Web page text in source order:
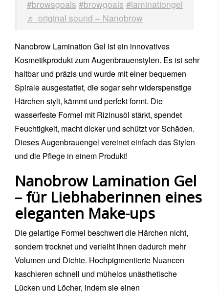
#browsgoals #browgoals #laminationgel
♬ original sound – Nanobrow
Nanobrow Lamination Gel ist ein innovatives
Kosmetikprodukt zum Augenbrauenstylen. Es ist sehr
haltbar und präzis und wurde mit einer bequemen
Spirale ausgestattet, die sogar sehr widerspenstige
Härchen stylt, kämmt und perfekt formt. Die
wasserfeste Formel mit Rizinusöl stärkt, spendet
Feuchtigkeit, macht dicker und schützt vor Schäden.
Dieses Augenbrauengel vereinet einfach das Stylen
und die Pflege in einem Produkt!
Nanobrow Lamination Gel
– für Liebhaberinnen eines
eleganten Make-ups
Die gelartige Formel beschwert die Härchen nicht,
sondern trocknet und verleiht ihnen dadurch mehr
Volumen und Dichte. Hochpigmentierte Nuancen
kaschieren schnell und mühelos unästhetische
Lücken und Löcher, indem sie einen